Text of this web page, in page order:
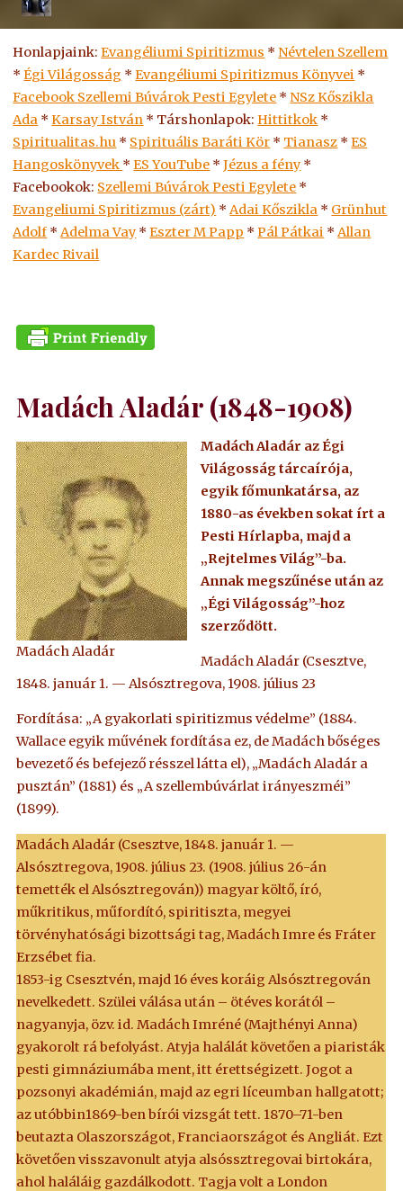
Honlapjaink:Evangéliumi Spiritizmus * Névtelen Szellem
*Égi Világosság *Evangéliumi Spiritizmus Könyvei *
Facebook Szellemi Búvárok Pesti Egylete * NSz Kőszikla
Ada *Karsay István * Társhonlapok:Hittitkok *
Spiritualitas.hu * Spirituális Baráti Kör * Tianasz *ES
Hangoskönyvek *ESYouTube *Jézus a fény *
Facebookok: Szellemi Búvárok Pesti Egylete *
Evangeliumi Spiritizmus (zárt) *Adai Kőszikla * Grünhut
Adolf *Adelma Vay *Eszter M Papp *Pál Pátkai *Allan
Kardec Rivail
Madách Aladár (1848-1908)
Madách Aladár
Madách Aladár az Égi
Világosság tárcaírója,
egyik főmunkatársa, az
1880-as években sokat írt a
Pesti Hírlapba, majd a
„Rejtelmes Világ”-ba.
Annak megszűnése után az
„Égi Világosság”-hoz
szerződött.
Madách Aladár (Csesztve,
1848. január 1. — Alsósztregova, 1908. július 23
Fordítása: „A gyakorlati spiritizmus védelme” (1884.
Wallace egyik művének fordítása ez, de Madách bőséges
bevezető és befejező résszel látta el), „Madách Aladár a
pusztán” (1881) és „A szellembúvárlat irányeszméi”
(1899).
Madách Aladár (Csesztve, 1848. január 1. —
Alsósztregova, 1908. július 23. (1908. július 26-án
temették el Alsósztregován)) magyar költő, író,
műkritikus, műfordító, spiritiszta, megyei
törvényhatósági bizottsági tag, Madách Imre és Fráter
Erzsébet fia.
1853-ig Csesztvén, majd 16 éves koráig Alsósztregován
nevelkedett. Szülei válása után – ötéves korától –
nagyanyja, özv. id. Madách Imréné (Majthényi Anna)
gyakorolt rá befolyást. Atyja halálát követően a piaristák
pesti gimnáziumába ment, itt érettségizett. Jogot a
pozsonyi akadémián, majd az egri líceumban hallgatott;
az utóbbin1869-ben bírói vizsgát tett. 1870–71-ben
beutazta Olaszországot, Franciaországot és Angliát. Ezt
követően visszavonult atyja alsóssztregovai birtokára,
ahol haláláig gazdálkodott. Tagja volt a London